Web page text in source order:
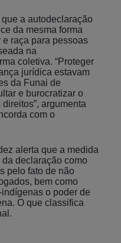
a autodeclaração
da mesma forma
raça para pessoas
na
coletiva. “Proteger
jurídica estavam
da Funai de
e burocratizar o
argumenta
com o
alerta que a medida
declaração como
pelo fato de não
bem como
o poder de
O que classifica